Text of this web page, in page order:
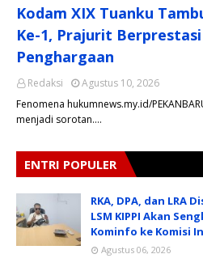
Kodam XIX Tuanku
Ke-1, Prajurit
Penghargaan
Redaksi
Agustus 10, 2026
Fenomena hukumnews.my.id/
menjadi sorotan.…
ENTRI POPULER
RKA, DPA, dan LRA
LSM KIPPI Akan
Kominfo ke Komisi
Agustus 06, 2026